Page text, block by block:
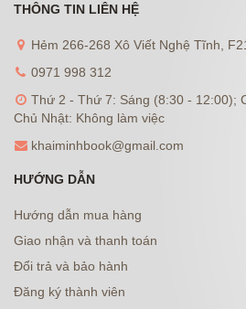
THÔNG TIN LIÊN HỆ
Hẻm 266-268 Xô Viết Nghệ Tĩnh,
0971 998 312
Thứ 2 - Thứ 7: Sáng (8:30 - 12:00);
Chủ Nhật: Không làm việc
khaiminhbook@gmail.com
HƯỚNG DẪN
Hướng dẫn mua hàng
Giao nhận và thanh toán
Đổi trả và bảo hành
Đăng ký thành viên